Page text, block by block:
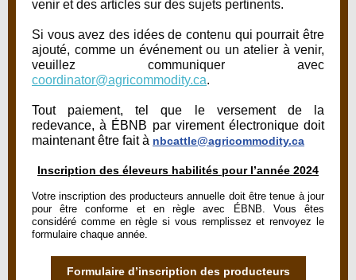
venir et des articles sur des sujets pertinents.
Si vous avez des idées de contenu qui pourrait être
ajouté, comme un événement ou un atelier à venir,
veuillez communiquer avec
coordinator@agricommodity.ca.
Tout paiement, tel que le versement de la
redevance, à ÉBNB par virement électronique doit
maintenant être fait à nbcattle@agricommodity.ca
Inscription des éleveurs habilités pour l’année 2024
Votre inscription des producteurs annuelle doit être tenue à jour
pour être conforme et en règle avec ÉBNB. Vous êtes
considéré comme en règle si vous remplissez et renvoyez le
formulaire chaque année.
Formulaire d’inscription des producteurs